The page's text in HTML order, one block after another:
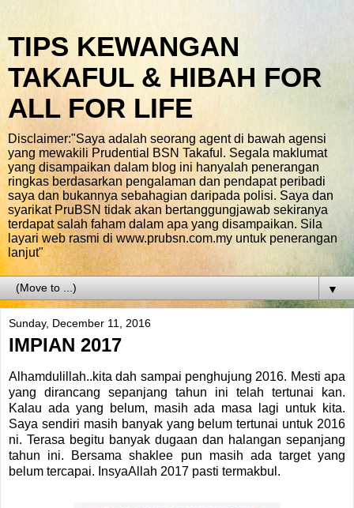
TIPS KEWANGAN
TAKAFUL & HIBAH FOR
ALL FOR LIFE
Disclaimer:"Saya adalah seorang agent di bawah agensi
yang mewakili Prudential BSN Takaful. Segala maklumat
yang disampaikan dalam blog ini hanyalah penerangan
ringkas berdasarkan pengalaman dan pendapat peribadi
saya dan bukannya sebahagian daripada polisi. Saya dan
syarikat PruBSN tidak akan bertanggungjawab sekiranya
terdapat salah faham dalam apa yang disampaikan. Sila
layari web rasmi di www.prubsn.com.my untuk penerangan
lanjut"
▼
Sunday, December 11, 2016
IMPIAN 2017
Alhamdulillah..kita dah sampai penghujung 2016. Mesti apa
yang dirancang sepanjang tahun ini telah tertunai kan.
Kalau ada yang belum, masih ada masa lagi untuk kita.
Saya sendiri masih banyak yang belum tertunai untuk 2016
ni. Terasa begitu banyak dugaan dan halangan sepanjang
tahun ini. Bersama shaklee pun masih ada target yang
belum tercapai. InsyaAllah 2017 pasti termakbul.